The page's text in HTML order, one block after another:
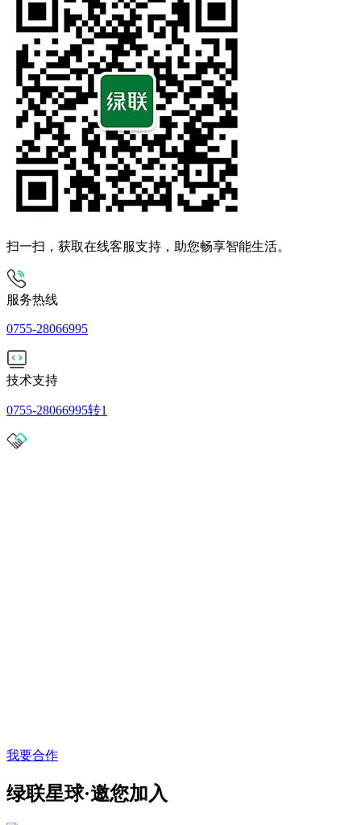
扫一扫，获取在线客服支持，助您畅享智能生活。
服务热线
0755-28066995
技术支持
0755-28066995转1
我要合作
绿联星球·邀您加入